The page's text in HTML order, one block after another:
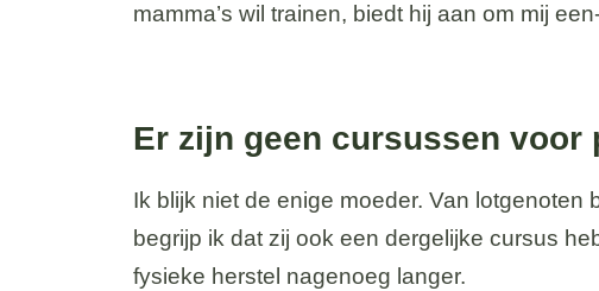
mamma’s wil trainen, biedt hij aan om mij
Er zijn geen cursussen voor
Ik blijk niet de enige moeder. Van lotgenoten
begrijp ik dat zij ook een dergelijke cursus
fysieke herstel nagenoeg langer.